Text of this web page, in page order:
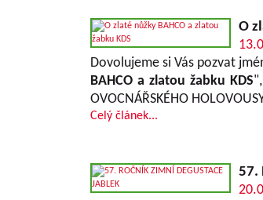
O
Dovolujeme si Vás pozvat
BAHCO a zlatou žabku KDS
OVOCNÁŘSKÉHO
Celý článek...
57.